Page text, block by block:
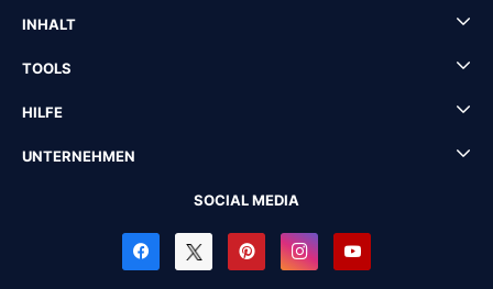
INHALT
TOOLS
HILFE
UNTERNEHMEN
SOCIAL MEDIA